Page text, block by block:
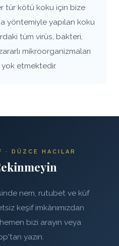
tür kötü koku için bize
yöntemiyle yapılan koku
tüm virüs, bakteri,
mikroorganizmaları
etmektedir.
· DÜZCE HACILAR
nem, rutubet ve küf
keşif imkânımızdan
bizi arayın veya
yazın.